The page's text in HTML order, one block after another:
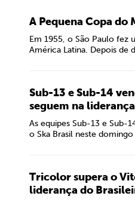
A Pequena Copa do
Em 1955, o São Paulo fez
América Latina. Depois de
Sub-13 e Sub-14
seguem na
As equipes Sub-13 e Sub-
o Ska Brasil neste domingo
Tricolor supera o
liderança do